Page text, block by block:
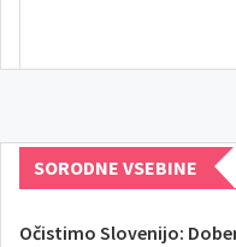
SORODNE VSEBINE
Očistimo Slovenijo: